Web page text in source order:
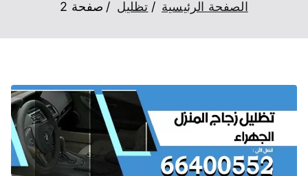
الصفحة الرئيسية تظليل صفحة 2